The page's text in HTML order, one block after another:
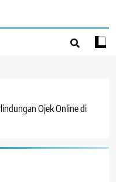
Ojek Online di